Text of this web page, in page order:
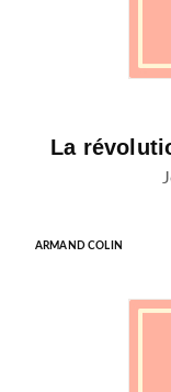
La
ARMAND COLIN